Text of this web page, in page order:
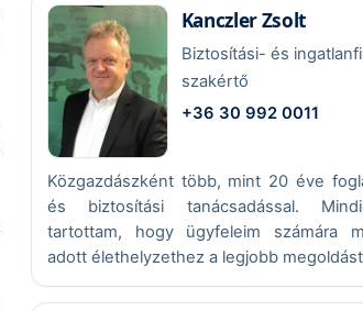
Kanczler Zsolt
Biztosítási- és
szakértő
+36 30 992 0011
Közgazdászként több, mint 20 éve
és biztosítási tanácsadással.
tartottam, hogy ügyfeleim számára
adott élethelyzethez a legjobb